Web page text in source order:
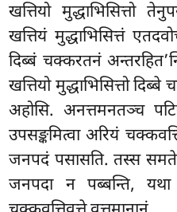
खत्तियो मुद्धाभिसित्तो
खत्तियं मुद्धाभिसित्तं
दिब्बं चक्करतनं
खत्तियो मुद्धाभिसित्तो
अहोसि. अनत्तमनतञ्च
उपसङ्कमित्वा अरियं
जनपदं पसासति. तस्स
जनपदा न पब्बन्ति,